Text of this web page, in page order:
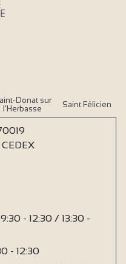
Donat sur
l’Herbasse
Saint Félicien
- 12:30 / 13:30 -
- 12:30